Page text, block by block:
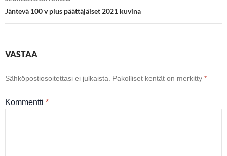
Jäntevä 100 v plus päättäjäiset 2021 kuvina
VASTAA
Sähköpostiosoitettasi ei julkaista. Pakolliset kentät on merkitty *
Kommentti *